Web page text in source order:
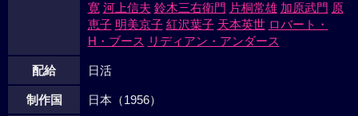
寛 河上信夫 鈴木三右衛門 片桐常雄 加原武門 原
恵子 明美京子 紅沢葉子 天本英世 ロバート・
H・ブース リディアン・アンダース
配給 日活
制作国 日本（1956）